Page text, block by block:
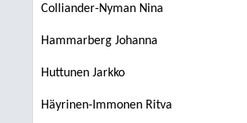
Colliander-Nyman Nina
Hammarberg Johanna
Huttunen Jarkko
Häyrinen-Immonen Ritva